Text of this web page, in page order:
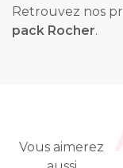
Retrouvez nos
pack Rocher.
Vous aimerez